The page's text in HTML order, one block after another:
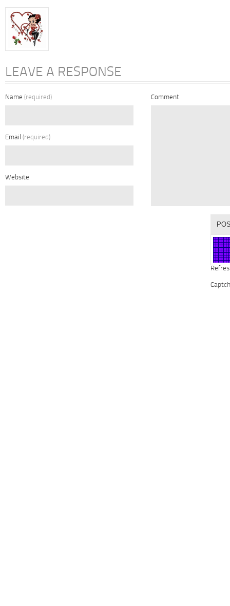
LEAVE A RESPONSE
Name (required)
Email (required)
Website
Comment